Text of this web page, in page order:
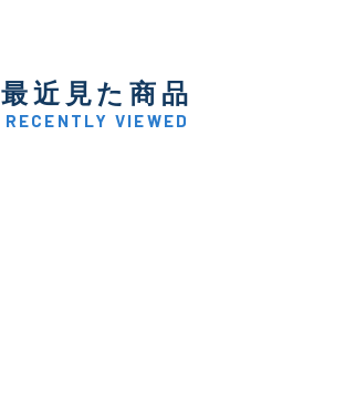
最近見た商品
RECENTLY VIEWED